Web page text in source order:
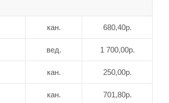
кан. 680,40р.
вед. 1 700,00р.
кан. 250,00р.
кан. 701,80р.